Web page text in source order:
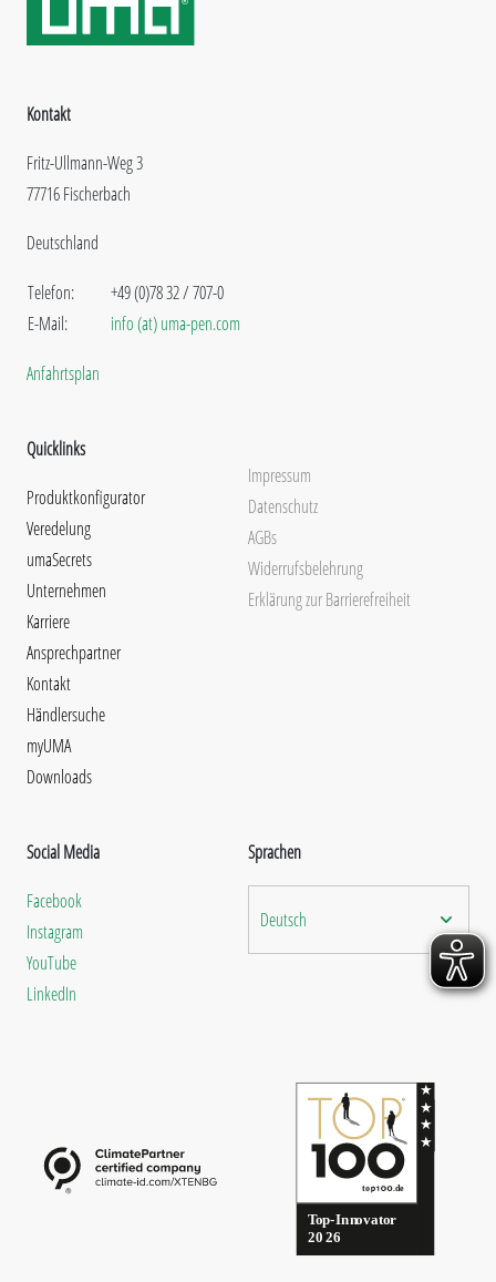
Kontakt
Fritz-Ullmann-Weg 3
77716 Fischerbach
Deutschland
Telefon:
E-Mail:
+49 (0)78 32 / 707-0
info (at) uma-pen.com
Anfahrtsplan
Quicklinks
Produktkonfigurator
Veredelung
umaSecrets
Unternehmen
Karriere
Ansprechpartner
Kontakt
Händlersuche
myUMA
Downloads
Impressum
Datenschutz
AGBs
Widerrufsbelehrung
Erklärung zur Barrierefreiheit
Social Media
Facebook
Instagram
YouTube
LinkedIn
Sprachen
Deutsch